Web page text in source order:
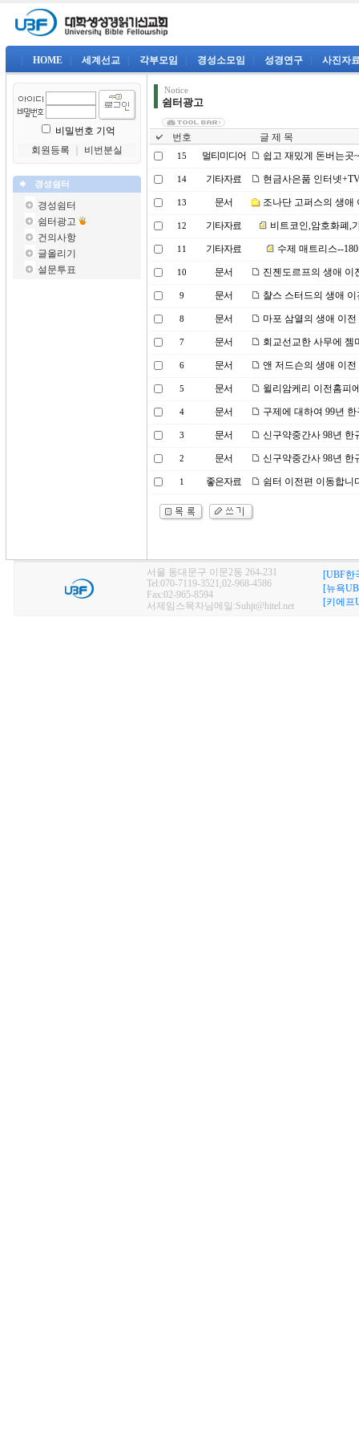
HOME 세계선교 각부모임 경성소모임 성경연구 사진자
비밀번호 기억
회원등록
비번분실
경성쉼터
경성쉼터
쉼터광고
건의사항
글올리기
설문투표
Notice
쉼터광고
번호 글 제 목
15 멀티미디어 쉽고 재밌게 돈버는곳~
14 기타자료 현금사은품 인터넷
13 문서 조나단 고퍼스의 생애
12 기타자료 비트코인,암호화폐,
11 기타자료 수제 매트리스--
10 문서 진젠도르프의 생애 이
9 문서 챨스 스터드의 생애
8 문서 마포 삼열의 생애 이
7 문서 회교선교한 사무에 젬
6 문서 앤 저드슨의 생애 이
5 문서 윌리암케리 이전홈피
4 문서 구제에 대하여 99년
3 문서 신구약중간사 98년 한
2 문서 신구약중간사 98년 한
1 좋은자료 쉼터 이전편 이동합니
서울 동대문구 이문2동 264-231
Tel:070-7119-3521,02-968-4586
Fax:02-965-8594
서제임스목자님메일:Suhjt@hitel.net
[UBF한
[뉴욕
[키에프